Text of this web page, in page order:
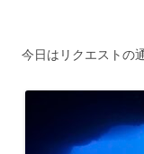
今日はリクエストの